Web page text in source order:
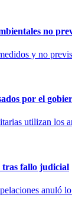
no
y no
por el
utilizan
tras fallo judicial
anuló